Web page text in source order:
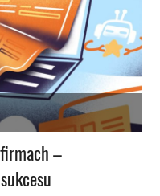
–